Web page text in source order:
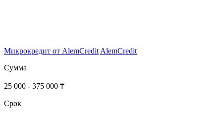
Микрокредит от AlemCredit AlemCredit
Сумма
25 000 - 375 000 ₸
Срок